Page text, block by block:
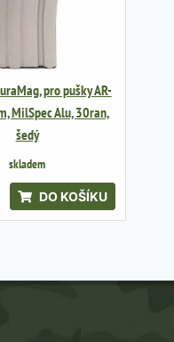
pro pušky AR-
MilSpec Alu, 30ran,
šedý
skladem
DO KOŠÍKU